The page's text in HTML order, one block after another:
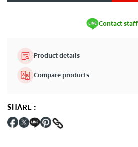
Contact staff
Product details
Compare products
SHARE: